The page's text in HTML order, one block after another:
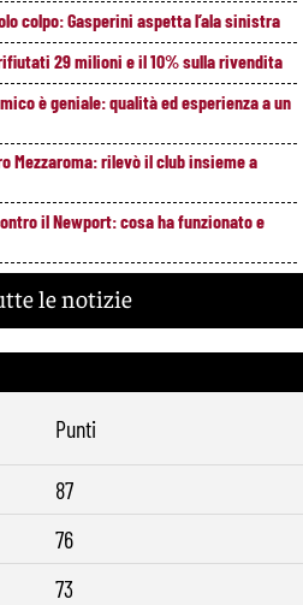
colpo: Gasperini aspetta l’ala sinistra
29 milioni e il 10% sulla rivendita
è geniale: qualità ed esperienza a un
Mezzaroma: rilevò il club insieme a
il Newport: cosa ha funzionato e
Cacciamani: il Torino alza il muro
le notizie
Punti
87
76
73